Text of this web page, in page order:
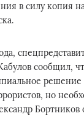
в силу копия
сообщил,
решение
но
Бортников